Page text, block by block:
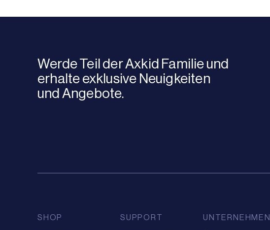
Werde Teil der Axkid Familie und
erhalte exklusive Neuigkeiten
und Angebote.
SHOP SUPPORT UNTERNEHMEN